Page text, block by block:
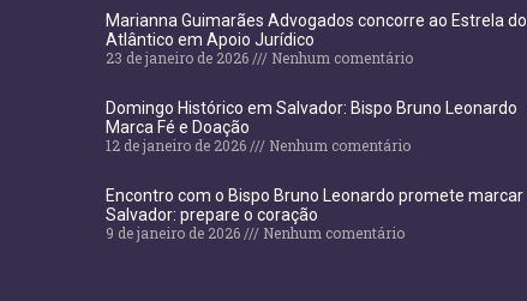
Marianna Guimarães Advogados concorre ao Estrela do
Atlântico em Apoio Jurídico
23 de janeiro de 2026
Nenhum comentário
Domingo Histórico em Salvador: Bispo Bruno Leonardo
Marca Fé e Doação
12 de janeiro de 2026
Nenhum comentário
Encontro com o Bispo Bruno Leonardo promete marcar
Salvador: prepare o coração
9 de janeiro de 2026
Nenhum comentário